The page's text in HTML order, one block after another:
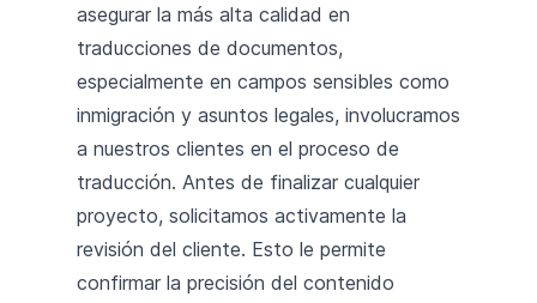
asegurar la más alta calidad en
traducciones de documentos,
especialmente en campos sensibles como
inmigración y asuntos legales, involucramos
a nuestros clientes en el proceso de
traducción. Antes de finalizar cualquier
proyecto, solicitamos activamente la
revisión del cliente. Esto le permite
confirmar la precisión del contenido